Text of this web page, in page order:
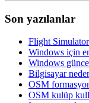
Son yazılanlar
Flight
Windows için
Windows
Bilgisayar
OSM
OSM kulüp